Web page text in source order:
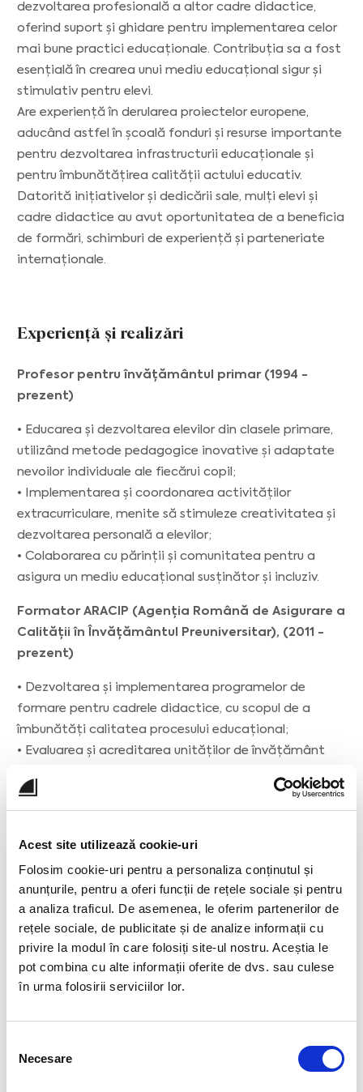
Acest site utilizează cookie-uri
Folosim cookie-uri pentru a personaliza conținutul și
anunțurile, pentru a oferi funcții de rețele sociale și pentru
a analiza traficul. De asemenea, le oferim partenerilor de
rețele sociale, de publicitate și de analize informații cu
privire la modul în care folosiți site-ul nostru. Aceștia le
pot combina cu alte informații oferite de dvs. sau culese
în urma folosirii serviciilor lor.
consimțământului
Necesare
dezvoltarea profesională a altor cadre didactice,
oferind suport și ghidare pentru implementarea celor
mai bune practici educaționale. Contribuția sa a fost
esențială în crearea unui mediu educațional sigur și
stimulativ pentru elevi.
Are experiență în derularea proiectelor europene,
aducând astfel în școală fonduri și resurse importante
pentru dezvoltarea infrastructurii educaționale și
pentru îmbunătățirea calității actului educativ.
Datorită inițiativelor și dedicării sale, mulți elevi și
cadre didactice au avut oportunitatea de a beneficia
de formări, schimburi de experiență și parteneriate
internaționale.
Experiență și realizări
Profesor pentru învățământul primar (1994 -
prezent)
• Educarea și dezvoltarea elevilor din clasele primare,
utilizând metode pedagogice inovative și adaptate
nevoilor individuale ale fiecărui copil;
• Implementarea și coordonarea activităților
extracurriculare, menite să stimuleze creativitatea și
dezvoltarea personală a elevilor;
• Colaborarea cu părinții și comunitatea pentru a
asigura un mediu educațional susținător și incluziv.
Formator ARACIP (Agenția Română de Asigurare a
Calității în Învățământul Preuniversitar), (2011 -
prezent)
• Dezvoltarea și implementarea programelor de
formare pentru cadrele didactice, cu scopul de a
îmbunătăți calitatea procesului educațional;
• Evaluarea și acreditarea unităților de învățământ
• Realizarea de sesiuni de training și workshop-uri
pentru dezvoltarea profesională continuă a
Director adjunct (2012 - 2021)
• Supervizarea activităților educaționale și
administrative ale școlii, asigurând conformitatea cu
politicile educaționale și standardele de calitate;
• Coordonarea echipei de profesori și personal
administrativ, facilitând colaborarea și îmbunătățirea
inițiativelor de dezvoltare școlară, inclusiv gestionarea